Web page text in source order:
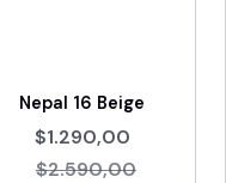
Nepal 16 Beige
$1.290,00
$2.590,00